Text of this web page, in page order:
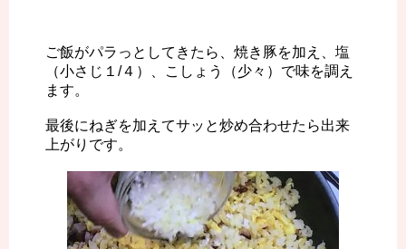
ご飯がパラっとしてきたら、焼き豚を加え、塩
（小さじ１/４）、こしょう（少々）で味を調え
ます。
最後にねぎを加えてサッと炒め合わせたら出来
上がりです。